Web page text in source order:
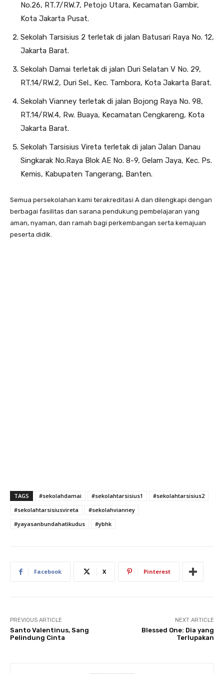
No.26, RT.7/RW.7, Petojo Utara, Kecamatan Gambir,
Kota Jakarta Pusat.
Sekolah Tarsisius 2 terletak di jalan Batusari Raya No. 12,
Jakarta Barat.
Sekolah Damai terletak di jalan Duri Selatan V No. 29,
RT.14/RW.2, Duri Sel., Kec. Tambora, Kota Jakarta Barat.
Sekolah Vianney terletak di jalan Bojong Raya No. 98,
RT.14/RW.4, Rw. Buaya, Kecamatan Cengkareng, Kota
Jakarta Barat.
Sekolah Tarsisius Vireta terletak di jalan Jalan Danau
Singkarak No.Raya Blok AE No. 8-9, Gelam Jaya, Kec. Ps.
Kemis, Kabupaten Tangerang, Banten.
Semua persekolahan kami terakreditasi A dan dilengkapi dengan
berbagai fasilitas dan sarana pendukung pembelajaran yang
aman, nyaman, dan ramah bagi perkembangan serta kemajuan
peserta didik.
TAGS #sekolahdamai #sekolahtarsisius1
#sekolahtarsisius2
#sekolahtarsisiusvireta
#sekolahvianney
#yayasanbundahatikudus
#ybhk
Facebook X Pinterest
PREVIOUS ARTICLE
Santo Valentinus, Sang
Pelindung Cinta
NEXT ARTICLE
Blessed One: Dia yang
Terlupakan